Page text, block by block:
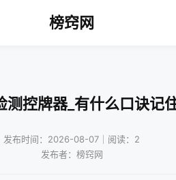
榜窍网
测控牌器_有什么口诀记
发布时间：2026-08-07｜阅读：2
发布者：榜窍网